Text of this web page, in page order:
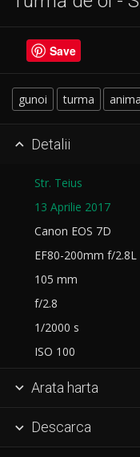
Save
gunoi turma
 Detalii
Str. Teius
13 Aprilie 2017
Canon EOS 7D
EF80-200mm f/2.8L
105 mm
f/2.8
1/2000 s
ISO 100
 Arata harta
 Descarca